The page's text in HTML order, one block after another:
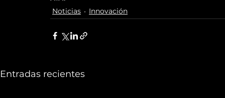
Noticias Innovación
Entradas recientes